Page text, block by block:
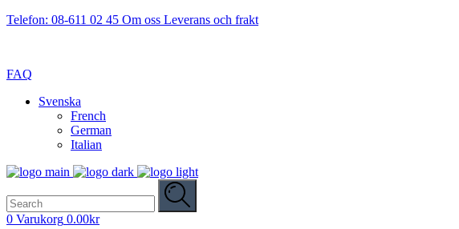
Telefon: 08-611 02 45 Om oss Leverans och frakt
FAQ
Svenska
French
German
Italian
for:
0 Varukorg 0.00kr